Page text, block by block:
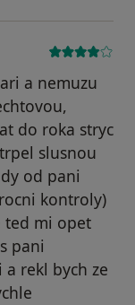
a nemuzu
do roka stryc
slusnou
od pani
kontroly)
ted mi opet
pani
rekl bych ze